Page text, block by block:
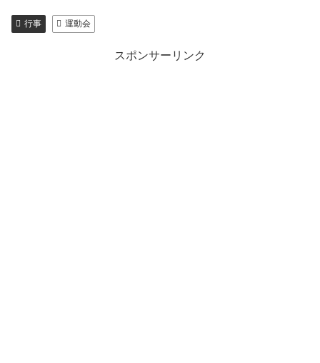
行事 運動会
スポンサーリンク